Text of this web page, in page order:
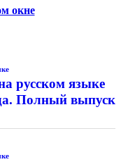
окне
русском языке
Полный выпуск